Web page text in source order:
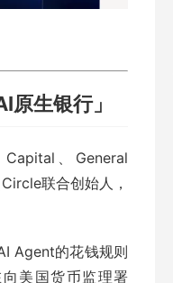
生银行」
、General
联合创始人，
Agent的花钱规则
美国货币监理署